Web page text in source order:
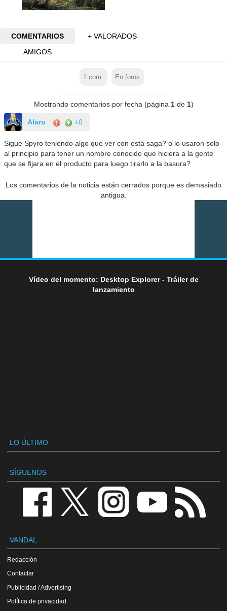
COMENTARIOS
+ VALORADOS
AMIGOS
1 com. En foros
Mostrando comentarios por fecha (página 1de 1)
Alaru +0
Sigue Spyro teniendo algo que ver con esta saga? o lo usaron solo
al principio para tener un nombre conocido que hiciera a la gente
que se fijara en el producto para luego tirarlo a la basura?
Los comentarios de la noticia están cerrados porque es demasiado
antigua.
Vídeo del momento: Desktop Explorer - Tráiler de
lanzamiento
LO ÚLTIMO
SÍGUENOS
VANDAL
Redacción
Contactar
Publicidad / Advertising
Política de privacidad